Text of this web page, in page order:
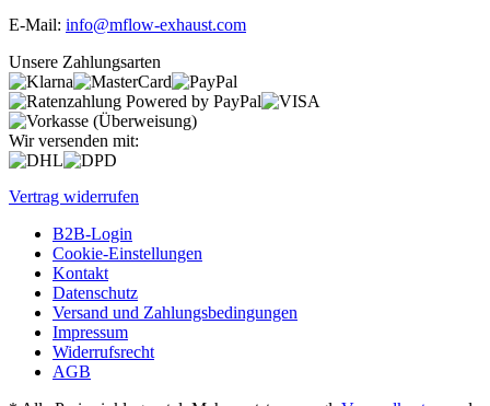
E-Mail: info@mflow-exhaust.com
Unsere Zahlungsarten
Wir versenden mit:
Vertrag widerrufen
B2B-Login
Cookie-Einstellungen
Kontakt
Datenschutz
Versand und Zahlungsbedingungen
Impressum
Widerrufsrecht
AGB